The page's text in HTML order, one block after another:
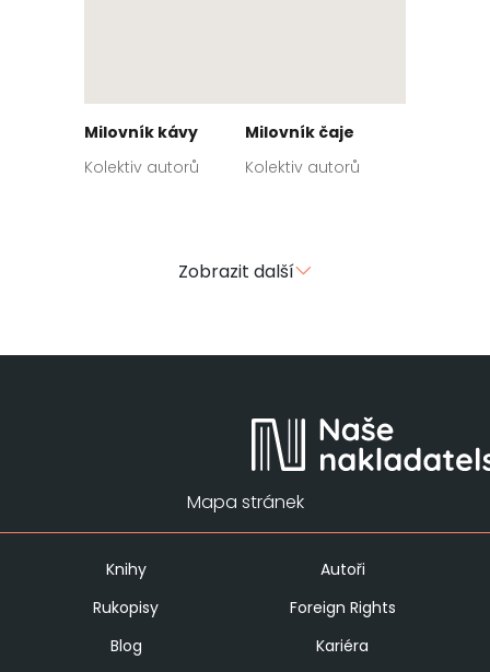
Milovník kávy
Kolektiv autorů
Milovník čaje
Kolektiv autorů
Zobrazit další
Mapa stránek
Knihy
Autoři
Rukopisy
Foreign Rights
Blog
Kariéra